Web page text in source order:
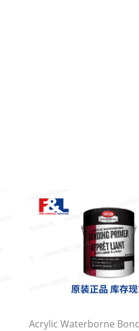
Acrylic Waterborne